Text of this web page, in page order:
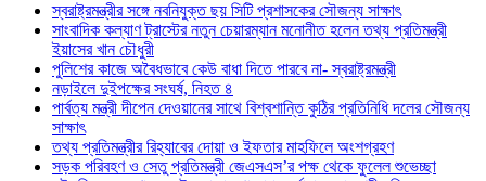
স্বরাষ্ট্রমন্ত্রীর সঙ্গে নবনিযুক্ত ছয় সিটি প্রশাসকের সৌজন্য সাক্ষাৎ
সাংবাদিক কল্যাণ ট্রাস্টের নতুন চেয়ারম্যান মনোনীত হলেন তথ্য প্রতিমন্ত্রী
ইয়াসের খান চৌধুরী
পুলিশের কাজে অবৈধভাবে কেউ বাধা দিতে পারবে না- স্বরাষ্ট্রমন্ত্রী
নড়াইলে দুইপক্ষের সংঘর্ষ, নিহত ৪
পার্বত্য মন্ত্রী দীপেন দেওয়ানের সাথে বিশ্বশান্তি কুঠির প্রতিনিধি দলের সৌজন্য
সাক্ষাৎ
তথ্য প্রতিমন্ত্রীর রিহ্যাবের দোয়া ও ইফতার মাহফিলে অংশগ্রহণ
সড়ক পরিবহণ ও সেতু প্রতিমন্ত্রী জেএসএস’র পক্ষ থেকে ফুলেল শুভেচ্ছা